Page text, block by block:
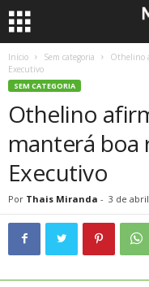
Início Sem categoria
Othelino
Executivo
SEM CATEGORIA
Othelino
manterá boa
Executivo
Por Thais Miranda - 3 de